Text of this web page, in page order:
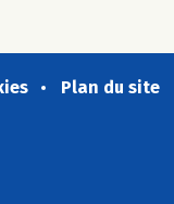
Plan du site